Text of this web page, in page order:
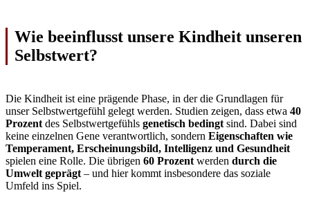
Wie beeinflusst unsere Kindheit unseren
Selbstwert?
Die Kindheit ist eine prägende Phase, in der die Grundlagen für
unser Selbstwertgefühl gelegt werden. Studien zeigen, dass etwa 40
Prozent des Selbstwertgefühls genetisch bedingt sind. Dabei sind
keine einzelnen Gene verantwortlich, sondern Eigenschaften wie
Temperament, Erscheinungsbild, Intelligenz und Gesundheit
spielen eine Rolle. Die übrigen 60 Prozent werden durch die
Umwelt geprägt – und hier kommt insbesondere das soziale
Umfeld ins Spiel.